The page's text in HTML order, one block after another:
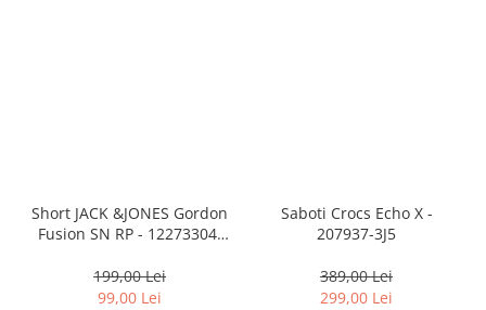
Short JACK &JONES Gordon
Fusion SN RP - 12273304-
199,00 Lei
99,00 Lei
Saboti Crocs Echo X -
207937-3J5
389,00 Lei
299,00 Lei